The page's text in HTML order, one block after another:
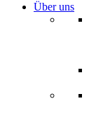
Über uns